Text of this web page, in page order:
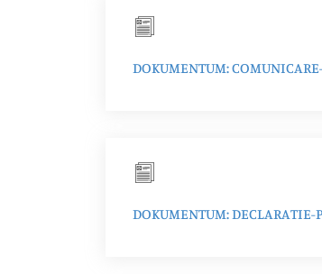
DOKUMENTUM:
DOKUMENTUM: